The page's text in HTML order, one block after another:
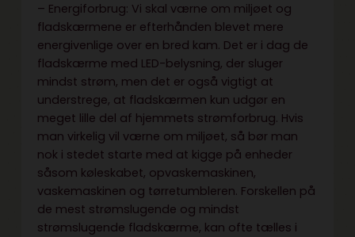
– Energiforbrug: Vi skal værne om miljøet og
fladskærmene er efterhånden blevet mere
energivenlige over en bred kam. Det er i dag de
fladskærme med LED-belysning, der sluger
mindst strøm, men det er også vigtigt at
understrege, at fladskærmen kun udgør en
meget lille del af hjemmets strømforbrug. Hvis
man virkelig vil værne om miljøet, så bør man
nok i stedet starte med at kigge på enheder
såsom køleskabet, opvaskemaskinen,
vaskemaskinen og tørretumbleren. Forskellen på
de mest strømslugende og mindst
strømslugende fladskærme, kan ofte tælles i